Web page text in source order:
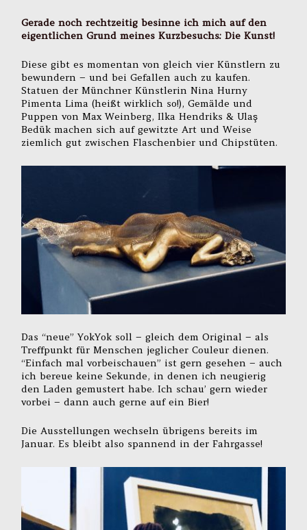
Gerade noch rechtzeitig besinne ich mich auf den
eigentlichen Grund meines Kurzbesuchs: Die Kunst!
Diese gibt es momentan von gleich vier Künstlern zu
bewundern – und bei Gefallen auch zu kaufen.
Statuen der Münchner Künstlerin Nina Hurny
Pimenta Lima (heißt wirklich so!), Gemälde und
Puppen von Max Weinberg, Ilka Hendriks & Ulaş
Bedük machen sich auf gewitzte Art und Weise
ziemlich gut zwischen Flaschenbier und Chipstüten.
Das “neue” YokYok soll – gleich dem Original – als
Treffpunkt für Menschen jeglicher Couleur dienen.
“Einfach mal vorbeischauen” ist gern gesehen – auch
ich bereue keine Sekunde, in denen ich neugierig
den Laden gemustert habe. Ich schau’ gern wieder
vorbei – dann auch gerne auf ein Bier!
Die Ausstellungen wechseln übrigens bereits im
Januar. Es bleibt also spannend in der Fahrgasse!